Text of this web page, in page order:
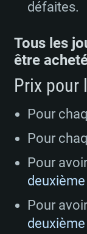
défaites.
Tous les
être
Prix pour
Pour
Pour
Pour
Pour